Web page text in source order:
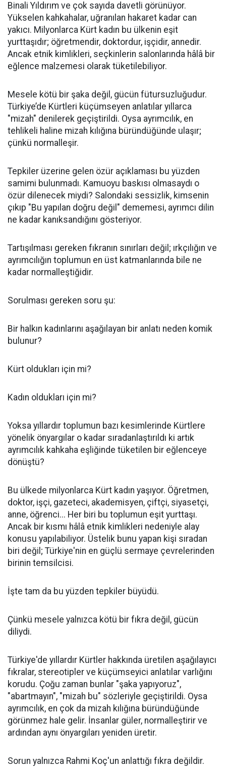
Binali Yıldırım ve çok sayıda davetli görünüyor.
Yükselen kahkahalar, uğranılan hakaret kadar can
yakıcı. Milyonlarca Kürt kadın bu ülkenin eşit
yurttaşıdır; öğretmendir, doktordur, işçidir, annedir.
Ancak etnik kimlikleri, seçkinlerin salonlarında hâlâ bir
eğlence malzemesi olarak tüketilebiliyor.
Mesele kötü bir şaka değil, gücün fütursuzluğudur.
Türkiye’de Kürtleri küçümseyen anlatılar yıllarca
"mizah" denilerek geçiştirildi. Oysa ayrımcılık, en
tehlikeli haline mizah kılığına büründüğünde ulaşır;
çünkü normalleşir.
Tepkiler üzerine gelen özür açıklaması bu yüzden
samimi bulunmadı. Kamuoyu baskısı olmasaydı o
özür dilenecek miydi? Salondaki sessizlik, kimsenin
çıkıp "Bu yapılan doğru değil" dememesi, ayrımcı dilin
ne kadar kanıksandığını gösteriyor.
Tartışılması gereken fıkranın sınırları değil; ırkçılığın ve
ayrımcılığın toplumun en üst katmanlarında bile ne
kadar normalleştiğidir.
Sorulması gereken soru şu:
Bir halkın kadınlarını aşağılayan bir anlatı neden komik
bulunur?
Kürt oldukları için mi?
Kadın oldukları için mi?
Yoksa yıllardır toplumun bazı kesimlerinde Kürtlere
yönelik önyargılar o kadar sıradanlaştırıldı ki artık
ayrımcılık kahkaha eşliğinde tüketilen bir eğlenceye
dönüştü?
Bu ülkede milyonlarca Kürt kadın yaşıyor. Öğretmen,
doktor, işçi, gazeteci, akademisyen, çiftçi, siyasetçi,
anne, öğrenci... Her biri bu toplumun eşit yurttaşı.
Ancak bir kısmı hâlâ etnik kimlikleri nedeniyle alay
konusu yapılabiliyor. Üstelik bunu yapan kişi sıradan
biri değil; Türkiye'nin en güçlü sermaye çevrelerinden
birinin temsilcisi.
İşte tam da bu yüzden tepkiler büyüdü.
Çünkü mesele yalnızca kötü bir fıkra değil, gücün
diliydi.
Türkiye'de yıllardır Kürtler hakkında üretilen aşağılayıcı
fıkralar, stereotipler ve küçümseyici anlatılar varlığını
korudu. Çoğu zaman bunlar "şaka yapıyoruz",
"abartmayın", "mizah bu" sözleriyle geçiştirildi. Oysa
ayrımcılık, en çok da mizah kılığına büründüğünde
görünmez hale gelir. İnsanlar güler, normalleştirir ve
ardından aynı önyargıları yeniden üretir.
Sorun yalnızca Rahmi Koç'un anlattığı fıkra değildir.